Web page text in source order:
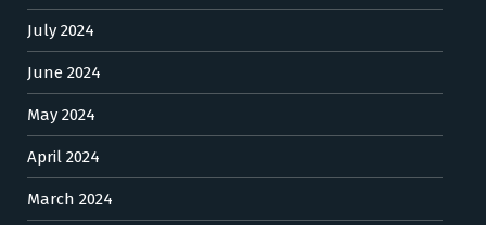
July 2024
June 2024
May 2024
April 2024
March 2024